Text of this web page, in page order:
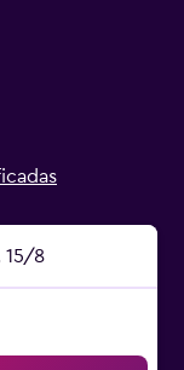
15/8